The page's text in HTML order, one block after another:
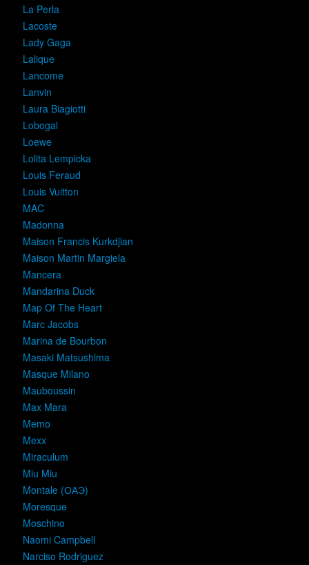
La Perla
Lacoste
Lady Gaga
Lalique
Lancome
Lanvin
Laura Biagiotti
Lobogal
Loewe
Lolita Lempicka
Louis Feraud
Louis Vuitton
MAC
Madonna
Maison Francis Kurkdjian
Maison Martin Margiela
Mancera
Mandarina Duck
Map Of The Heart
Marc Jacobs
Marina de Bourbon
Masaki Matsushima
Masque Milano
Mauboussin
Max Mara
Memo
Mexx
Miraculum
Miu Miu
Montale (ОАЭ)
Moresque
Moschino
Naomi Campbell
Narciso Rodriguez